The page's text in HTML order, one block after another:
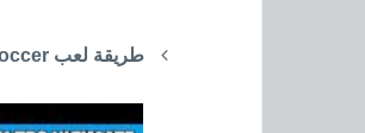
طريقة لعب Ultimate Soccer